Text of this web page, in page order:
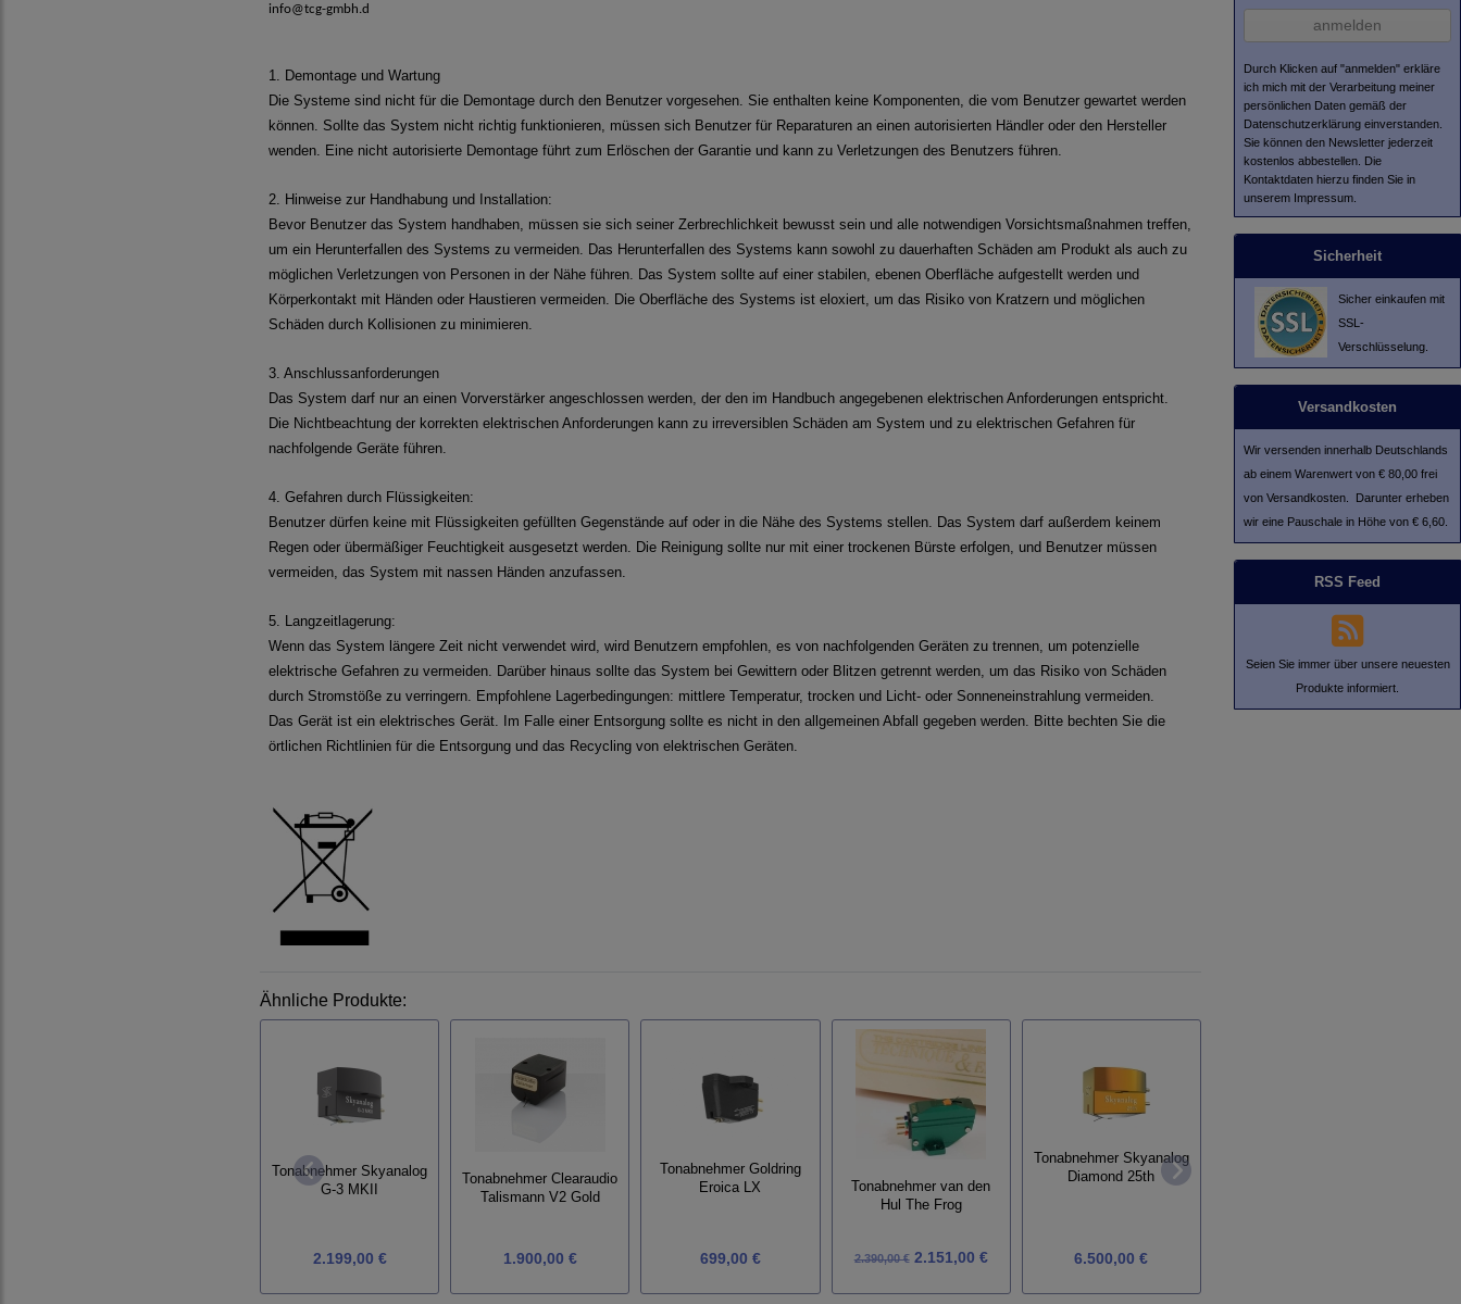
info@tcg-gmbh.d
1. Demontage und Wartung
Die Systeme sind nicht für die Demontage durch den Benutzer vorgesehen. Sie enthalten keine Komponenten, die vom Benutzer gewartet werden
können. Sollte das System nicht richtig funktionieren, müssen sich Benutzer für Reparaturen an einen autorisierten Händler oder den Hersteller
wenden. Eine nicht autorisierte Demontage führt zum Erlöschen der Garantie und kann zu Verletzungen des Benutzers führen.
2. Hinweise zur Handhabung und Installation:
Bevor Benutzer das System handhaben, müssen sie sich seiner Zerbrechlichkeit bewusst sein und alle notwendigen Vorsichtsmaßnahmen treffen,
um ein Herunterfallen des Systems zu vermeiden. Das Herunterfallen des Systems kann sowohl zu dauerhaften Schäden am Produkt als auch zu
möglichen Verletzungen von Personen in der Nähe führen. Das System sollte auf einer stabilen, ebenen Oberfläche aufgestellt werden und
Körperkontakt mit Händen oder Haustieren vermeiden. Die Oberfläche des Systems ist eloxiert, um das Risiko von Kratzern und möglichen
Schäden durch Kollisionen zu minimieren.
3. Anschlussanforderungen
Das System darf nur an einen Vorverstärker angeschlossen werden, der den im Handbuch angegebenen elektrischen Anforderungen entspricht.
Die Nichtbeachtung der korrekten elektrischen Anforderungen kann zu irreversiblen Schäden am System und zu elektrischen Gefahren für
nachfolgende Geräte führen.
4. Gefahren durch Flüssigkeiten:
Benutzer dürfen keine mit Flüssigkeiten gefüllten Gegenstände auf oder in die Nähe des Systems stellen. Das System darf außerdem keinem
Regen oder übermäßiger Feuchtigkeit ausgesetzt werden. Die Reinigung sollte nur mit einer trockenen Bürste erfolgen, und Benutzer müssen
vermeiden, das System mit nassen Händen anzufassen.
5. Langzeitlagerung:
Wenn das System längere Zeit nicht verwendet wird, wird Benutzern empfohlen, es von nachfolgenden Geräten zu trennen, um potenzielle
elektrische Gefahren zu vermeiden. Darüber hinaus sollte das System bei Gewittern oder Blitzen getrennt werden, um das Risiko von Schäden
durch Stromstöße zu verringern. Empfohlene Lagerbedingungen: mittlere Temperatur, trocken und Licht- oder Sonneneinstrahlung vermeiden.
Das Gerät ist ein elektrisches Gerät. Im Falle einer Entsorgung sollte es nicht in den allgemeinen Abfall gegeben werden. Bitte bechten Sie die
örtlichen Richtlinien für die Entsorgung und das Recycling von elektrischen Geräten.
Ähnliche Produkte:
Tonabnehmer Skyanalog
G-3 MKII
2.199,00 €
Tonabnehmer Clearaudio
Talismann V2 Gold
1.900,00 €
Tonabnehmer Goldring
Eroica LX
699,00 €
Tonabnehmer van den
Hul The Frog
2.390,00 €2.151,00 €
Tonabnehmer Skyanalog
Diamond 25th
6.500,00 €
anmelden
Durch Klicken auf "anmelden" erkläre
ich mich mit der Verarbeitung meiner
persönlichen Daten gemäß der
Datenschutzerklärung einverstanden.
Sie können den Newsletter jederzeit
kostenlos abbestellen. Die
Kontaktdaten hierzu finden Sie in
unserem Impressum.
Sicherheit
Sicher einkaufen mit
SSL-
Verschlüsselung.
Versandkosten
Wir versenden innerhalb Deutschlands
ab einem Warenwert von € 80,00 frei
von Versandkosten. Darunter erheben
wir eine Pauschale in Höhe von € 6,60.
RSS Feed
Seien Sie immer über unsere neuesten
Produkte informiert.